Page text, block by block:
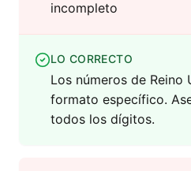
incompleto
LO CORRECTO
Los números de Reino
formato específico.
todos los dígitos.